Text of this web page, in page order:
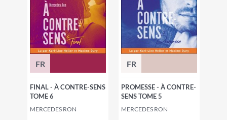
FR
FINAL - À CONTRE-SENS
TOME 6
MERCEDES RON
FR
PROMESSE - À CONTRE-
SENS TOME 5
MERCEDES RON